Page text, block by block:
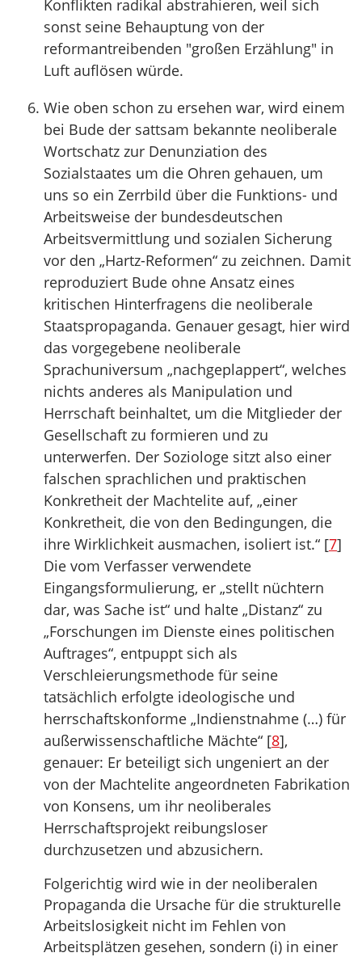
Konflikten radikal abstrahieren, weil sich
sonst seine Behauptung von der
reformantreibenden "großen Erzählung" in
Luft auflösen würde.
Wie oben schon zu ersehen war, wird einem
bei Bude der sattsam bekannte neoliberale
Wortschatz zur Denunziation des
Sozialstaates um die Ohren gehauen, um
uns so ein Zerrbild über die Funktions- und
Arbeitsweise der bundesdeutschen
Arbeitsvermittlung und sozialen Sicherung
vor den „Hartz-Reformen“ zu zeichnen. Damit
reproduziert Bude ohne Ansatz eines
kritischen Hinterfragens die neoliberale
Staatspropaganda. Genauer gesagt, hier wird
das vorgegebene neoliberale
Sprachuniversum „nachgeplappert“, welches
nichts anderes als Manipulation und
Herrschaft beinhaltet, um die Mitglieder der
Gesellschaft zu formieren und zu
unterwerfen. Der Soziologe sitzt also einer
falschen sprachlichen und praktischen
Konkretheit der Machtelite auf, „einer
Konkretheit, die von den Bedingungen, die
ihre Wirklichkeit ausmachen, isoliert ist.“ [7]
Die vom Verfasser verwendete
Eingangsformulierung, er „stellt nüchtern
dar, was Sache ist“ und halte „Distanz“ zu
„Forschungen im Dienste eines politischen
Auftrages“, entpuppt sich als
Verschleierungsmethode für seine
tatsächlich erfolgte ideologische und
herrschaftskonforme „Indienstnahme (…) für
außerwissenschaftliche Mächte“ [8],
genauer: Er beteiligt sich ungeniert an der
von der Machtelite angeordneten Fabrikation
von Konsens, um ihr neoliberales
Herrschaftsprojekt reibungsloser
durchzusetzen und abzusichern.
Folgerichtig wird wie in der neoliberalen
Propaganda die Ursache für die strukturelle
Arbeitslosigkeit nicht im Fehlen von
Arbeitsplätzen gesehen, sondern (i) in einer